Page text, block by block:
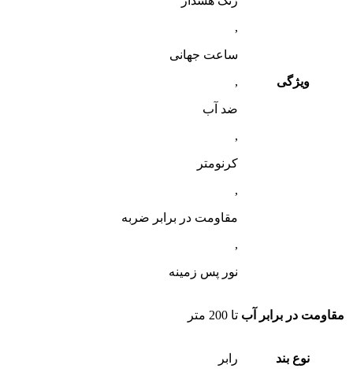
ویژگی
,
ساعت جهانی
,
ضد آب
,
کرنومتر
,
مقاومت در برابر ضربه
,
نور پس زمینه
مقاومت در برابر آب تا 200 متر
نوع بند رابر